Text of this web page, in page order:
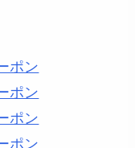
ポン
ポン
ポン
ポン